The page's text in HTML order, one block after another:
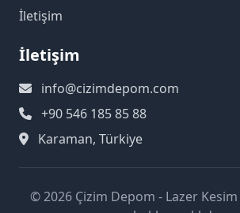
İletişim
İletişim
info@cizimdepom.com
+90 546 185 85 88
Karaman, Türkiye
© 2026 Çizim Depom - Lazer